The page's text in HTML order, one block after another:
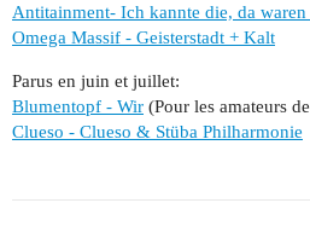
Antitainment- Ich kannte die, da
Omega Massif - Geisterstadt + Kalt
Parus en juin et juillet:
Blumentopf - Wir (Pour les amateurs
Clueso - Clueso & Stüba Philharmonie